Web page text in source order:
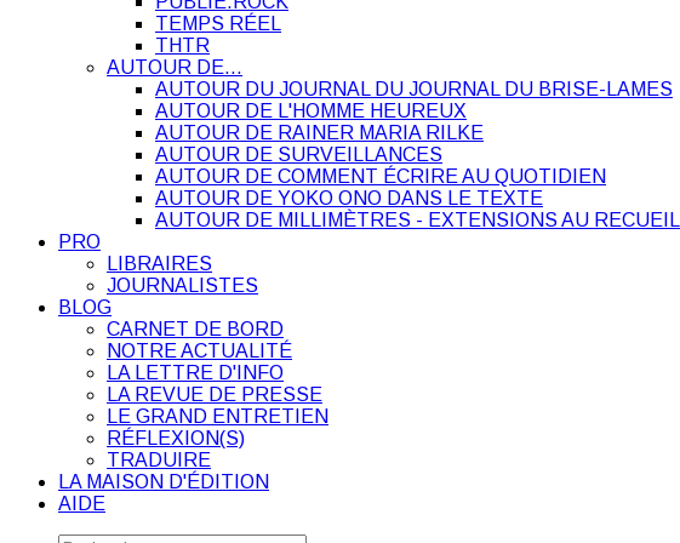
TEMPS RÉEL
THTR
AUTOUR DE…
AUTOUR DU JOURNAL DU JOURNAL DU BRISE-LAMES
AUTOUR DE L'HOMME HEUREUX
AUTOUR DE RAINER MARIA RILKE
AUTOUR DE SURVEILLANCES
AUTOUR DE COMMENT ÉCRIRE AU QUOTIDIEN
AUTOUR DE YOKO ONO DANS LE TEXTE
AUTOUR DE MILLIMÈTRES - EXTENSIONS AU RECUEIL
PRO
LIBRAIRES
JOURNALISTES
BLOG
CARNET DE BORD
NOTRE ACTUALITÉ
LA LETTRE D'INFO
LA REVUE DE PRESSE
LE GRAND ENTRETIEN
RÉFLEXION(S)
TRADUIRE
LA MAISON D'ÉDITION
AIDE